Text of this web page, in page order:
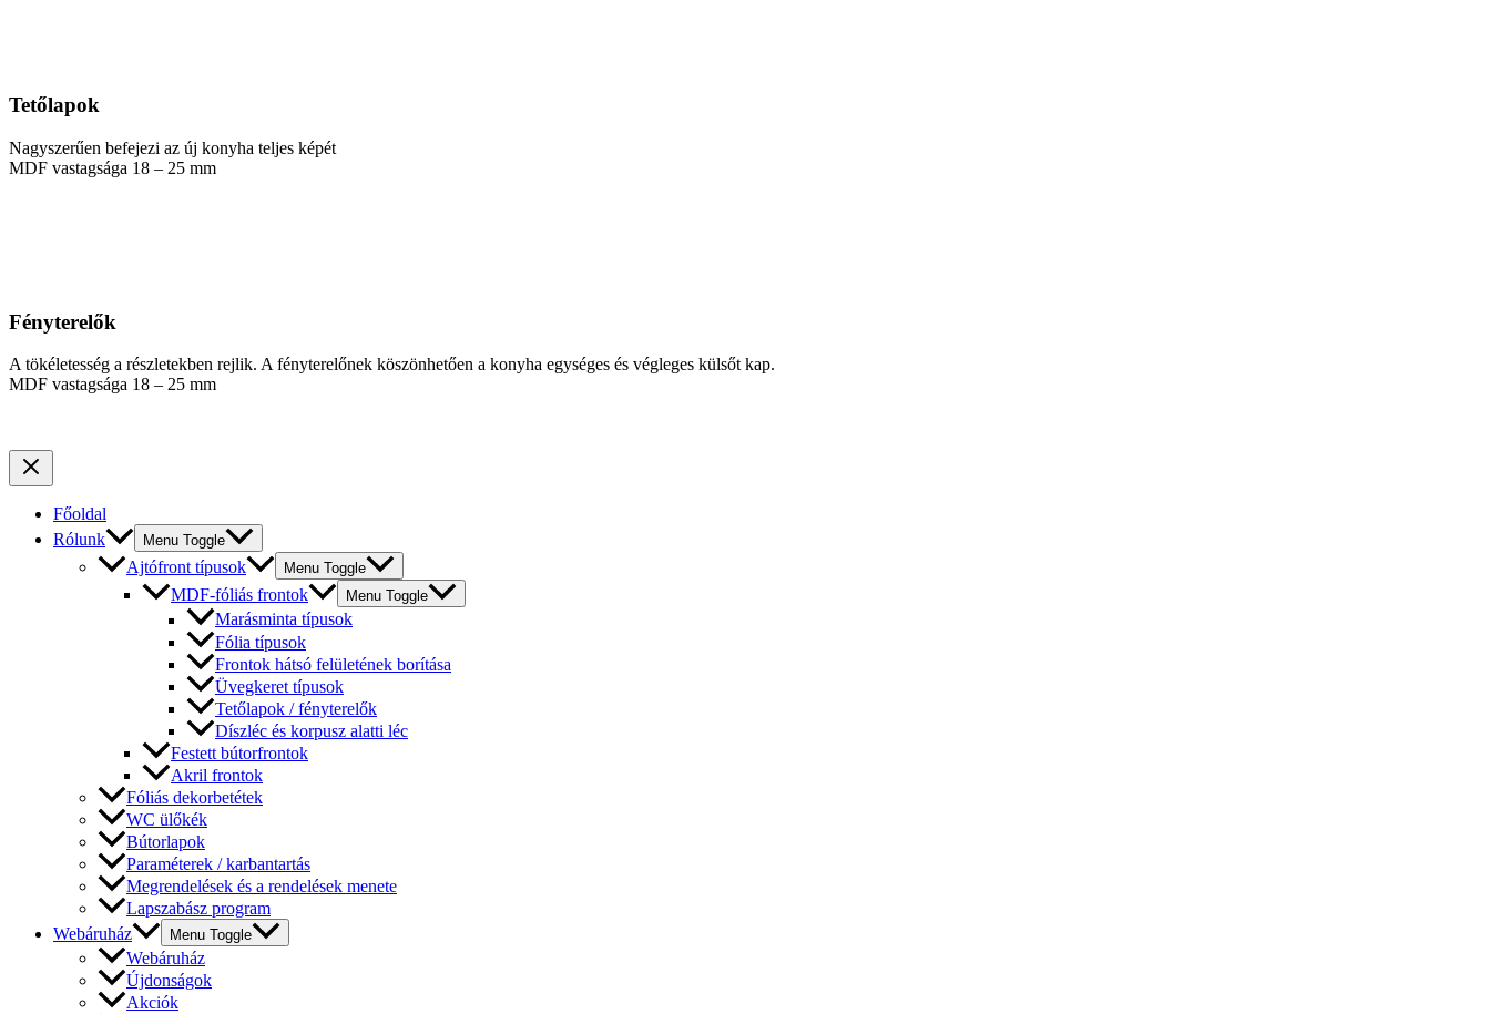
Tetőlapok
Nagyszerűen befejezi az új konyha teljes képét
MDF vastagsága 18 – 25 mm
Fényterelők
A tökéletesség a részletekben rejlik. A fényterelőnek köszönhetően a konyha egységes és végleges külsőt kap.
MDF vastagsága 18 – 25 mm
Főoldal
Rólunk
Menu Toggle
Ajtófront típusok Menu Toggle
MDF-fóliás frontok Menu Toggle
Marásminta típusok
Fólia típusok
Frontok hátsó felületének borítása
Üvegkeret típusok
Tetőlapok / fényterelők
Díszléc és korpusz alatti léc
Festett bútorfrontok
Akril frontok
Fóliás dekorbetétek
WC ülőkék
Bútorlapok
Paraméterek / karbantartás
Megrendelések és a rendelések menete
Lapszabász program
Webáruház
Menu Toggle
Webáruház
Újdonságok
Akciók